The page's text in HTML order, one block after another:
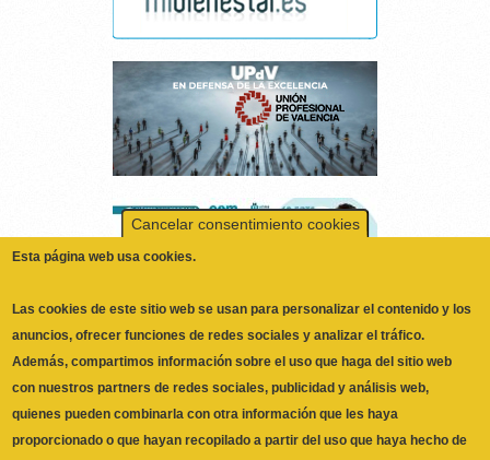
ILUSTRE COLEGIO OFICIAL DE
Cancelar consentimiento cookies
Esta página web usa cookies.
Las cookies de este sitio web se usan para personalizar el contenido y los
anuncios, ofrecer funciones de redes sociales y analizar el tráfico.
con nuestros partners de redes sociales, publicidad y análisis web,
quienes pueden combinarla con otra información que les haya
proporcionado o que hayan recopilado a partir del uso que haya hecho de
sus servicios. No, Deme más información